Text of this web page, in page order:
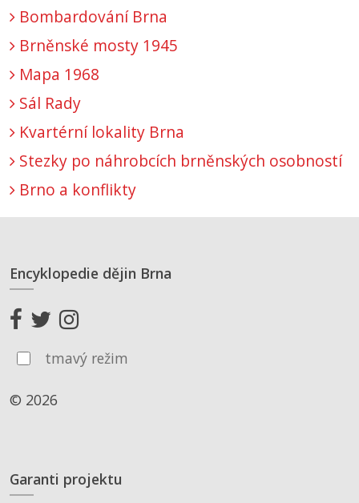
Bombardování Brna
Brněnské mosty 1945
Mapa 1968
Sál Rady
Kvartérní lokality Brna
Stezky po náhrobcích brněnských osobností
Brno a konflikty
Encyklopedie dějin Brna
tmavý režim
© 2026
Garanti projektu